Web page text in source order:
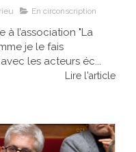
En circonscription
à l’association "La
je le fais
les acteurs éc...
Lire l'article